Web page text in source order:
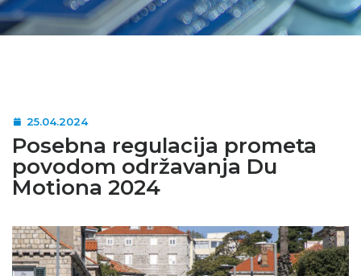
25.04.2024
Posebna regulacija prometa
povodom održavanja Du
Motiona 2024